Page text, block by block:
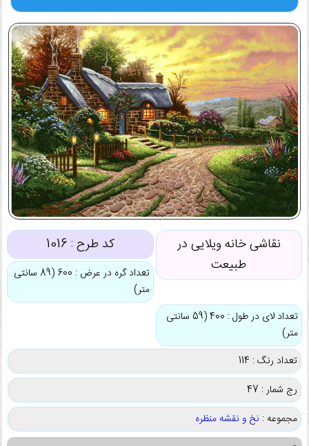
نقاشی خانه ویلایی در
طبیعت
کد طرح : 1016
تعداد گره در عرض : 600 (89 سانتی
متر)
تعداد لای در طول : 400 (59 سانتی
متر)
تعداد رنگ : 114
رج شمار : 47
مجموعه : نخ و نقشه منظره